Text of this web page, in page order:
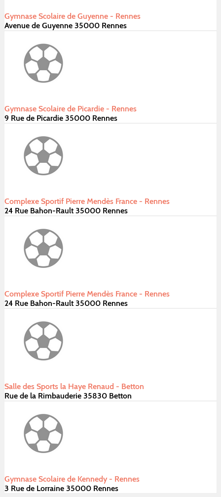
Gymnase Scolaire de Guyenne - Rennes
Avenue de Guyenne 35000 Rennes
Gymnase Scolaire de Picardie - Rennes
9 Rue de Picardie 35000 Rennes
Complexe Sportif Pierre Mendès France - Rennes
24 Rue Bahon-Rault 35000 Rennes
Complexe Sportif Pierre Mendès France - Rennes
24 Rue Bahon-Rault 35000 Rennes
Salle des Sports la Haye Renaud - Betton
Rue de la Rimbauderie 35830 Betton
Gymnase Scolaire de Kennedy - Rennes
3 Rue de Lorraine 35000 Rennes